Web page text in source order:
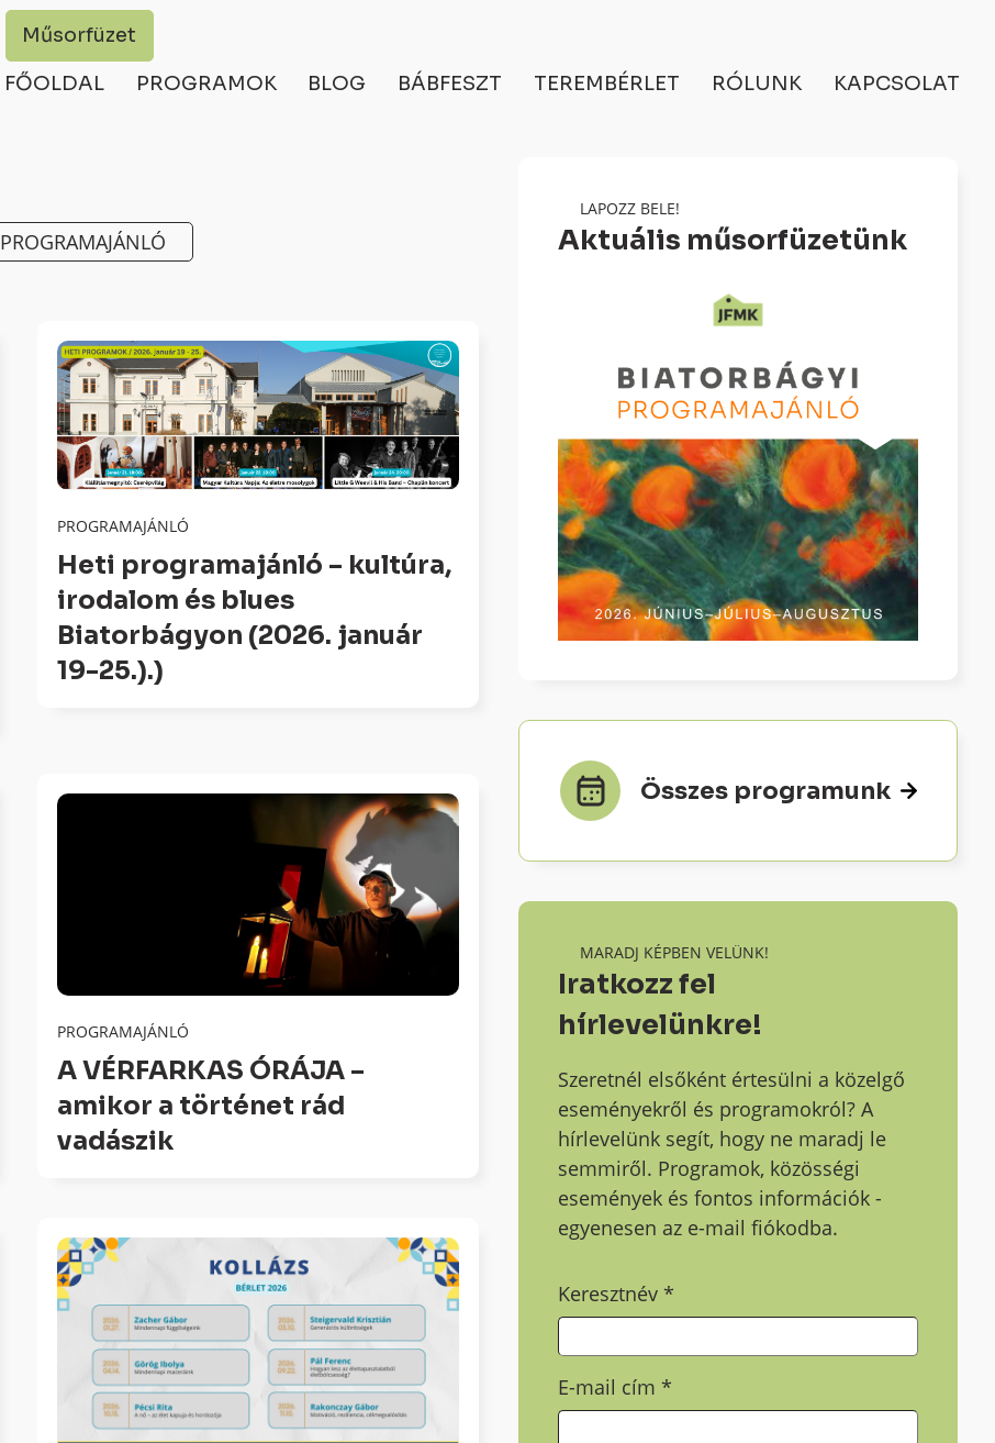
Műsorfüzet
FŐOLDAL PROGRAMOK BLOG BÁBFESZT TEREMBÉRLET RÓLUNK KAPCSOLAT
PROGRAMAJÁNLÓ
PROGRAMAJÁNLÓ
Heti programajánló – kultúra,
irodalom és blues
Biatorbágyon (2026. január
19-25.).)
PROGRAMAJÁNLÓ
A VÉRFARKAS ÓRÁJA –
amikor a történet rád
vadászik
LAPOZZ BELE!
Aktuális műsorfüzetünk
Összes programunk
MARADJ KÉPBEN VELÜNK!
Iratkozz fel
hírlevelünkre!
Szeretnél elsőként értesülni a közelgő
eseményekről és programokról? A
hírlevelünk segít, hogy ne maradj le
semmiről. Programok, közösségi
események és fontos információk -
egyenesen az e-mail fiókodba.
Keresztnév*
E-mail cím*